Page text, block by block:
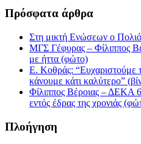
Πρόσφατα άρθρα
Στη μικτή Ενώσεων ο
ΜΓΣ Γέφυρας – Φίλιππος
με ήττα (φώτο)
Ε. Κοθράς: “Ευχαριστούμε
κάνουμε κάτι καλύτερο”
Φίλιππος Βέροιας – ΔΕΚΑ
εντός έδρας της χρονιάς
Πλοήγηση